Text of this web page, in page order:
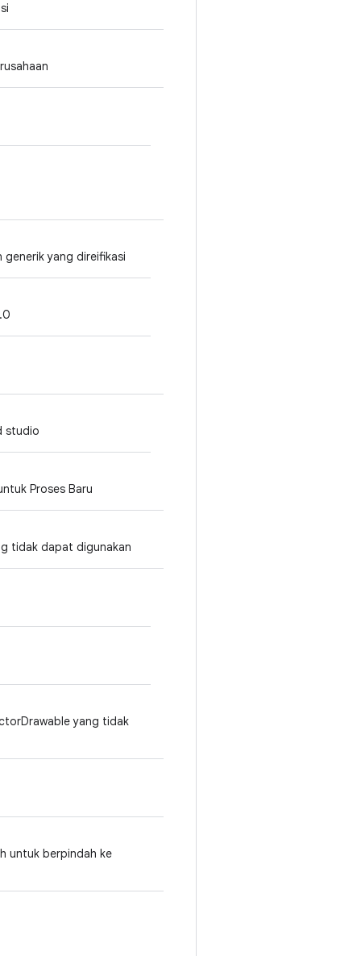
yang direifikasi
studio
Proses Baru
tidak dapat digunakan
yang tidak
untuk berpindah ke